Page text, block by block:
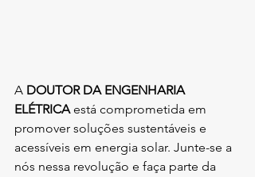
A DOUTOR DA ENGENHARIA
ELÉTRICA está comprometida em
promover soluções sustentáveis e
acessíveis em energia solar. Junte-se a
nós nessa revolução e faça parte da